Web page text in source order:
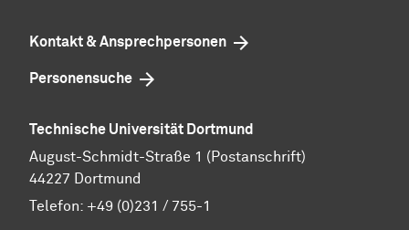
Kontakt & Ansprechpersonen
Personensuche
Technische Universität Dortmund
August-Schmidt-Straße 1 (Postanschrift)
44227 Dortmund
Telefon: +49 (0)231 / 755-1